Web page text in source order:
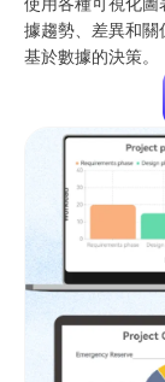
據趨勢、差異和關
基於數據的決策。